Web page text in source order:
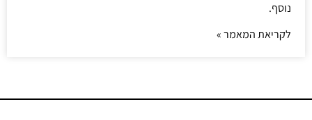
נוסף.
לקריאת המאמר »